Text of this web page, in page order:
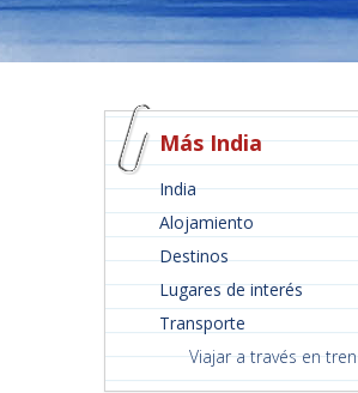
Más India
India
Alojamiento
Destinos
Lugares de interés
Transporte
Viajar a través en tren